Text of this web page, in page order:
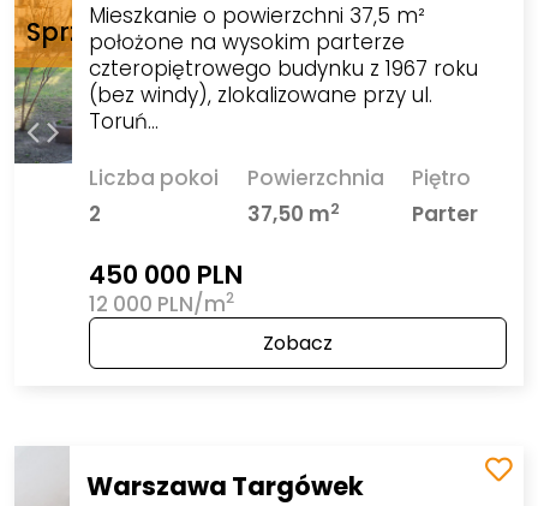
Mieszkanie o powierzchni 37,5 m²
położone na wysokim parterze
czteropiętrowego budynku z 1967 roku
(bez windy), zlokalizowane przy ul.
Toruń…
Liczba pokoi
2
Powierzchnia
37,50 m2
Piętro
Parter
450 000 PLN
12 000 PLN/m2
Zobacz
Warszawa Targówek